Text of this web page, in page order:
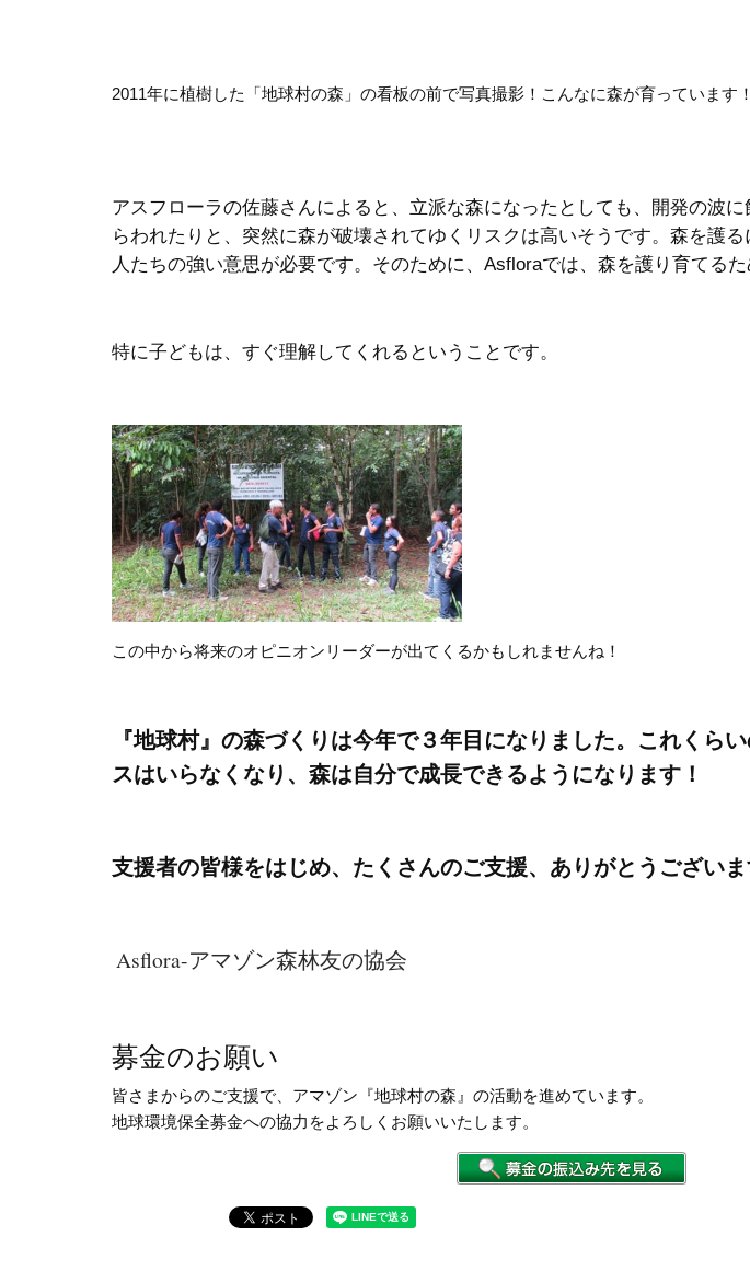
2011年に植樹した「地球村の森」の看板の前で写真撮影！こんなに森が育っています！
アスフローラの佐藤さんによると、立派な森になったとしても、開発の波
らわれたりと、突然に森が破壊されてゆくリスクは高いそうです。森を護
人たちの強い意思が必要です。そのために、Asfloraでは、森を護り育てる
特に子どもは、すぐ理解してくれるということです。
この中から将来のオピニオンリーダーが出てくるかもしれませんね！
『地球村』の森づくりは今年で３年目になりました。これくら
スはいらなくなり、森は自分で成長できるようになります！
支援者の皆様をはじめ、たくさんのご支援、ありがとうございま
Asflora-アマゾン森林友の協会
募金のお願い
皆さまからのご支援で、アマゾン『地球村の森』の活動を進めています。
地球環境保全募金への協力をよろしくお願いいたします。